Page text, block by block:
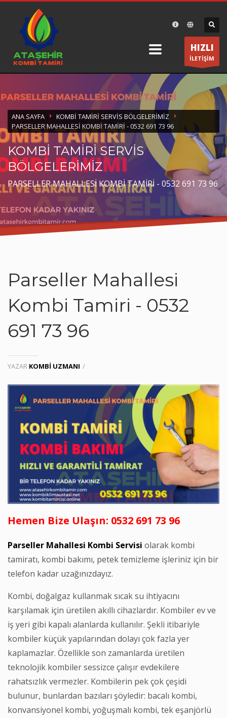
DESTEK
Ataşehir Kombi Tamiri olarak bir telefon kadar size
yakınız.
Pazartesi-Cumartesi 8:30 19:30
HIZLI
İLETİŞİM
ANA SAYFA
KOMBI TAMIRI SERVIS BÖLGELERIMIZ
PARSELLER MAHALLESI KOMBI TAMIRI - 0532 691 73 96
KOMBİ TAMİRİ SERVİS
BÖLGELERİMİZ
PARSELLER MAHALLESİ KOMBİ TAMİRİ - 0532 691 73 96
Parseller Mahallesi
Kombi Tamiri - 0532
691 73 96
YAZAR KOMBI UZMANI /
Hemen Bize Ulaşın: 0532 691 73 96
Parseller Mahallesi Kombi Servisi olarak kombi
tamiratı, kombi bakımı, petek temizleme işleriniz için bir
telefon kadar uzağınızdayız.
Kombi, doğalgaz kullanmak sıcak su ihtiyacını
karşılamak için üretilen akıllı cihazlardır. Kombiler ev ve
iş yeri gibi kapalı alanlarda kullanılır. Şekli itibariyle
kombiler küçük yapılarından dolayı çok fazla yer
kaplamazlar. Özellikle son zamanlarda üretilen
teknolojik kombiler sessizce çalışır evdekilere
rahatsızlık vermezler. Kombilerin pek çok çeşidi
bulunur, bunlardan bazıları şöyledir: bacalı kombi,
konvansiyonel kombi, yoğuşmalı kombi, tek eşanjörlü